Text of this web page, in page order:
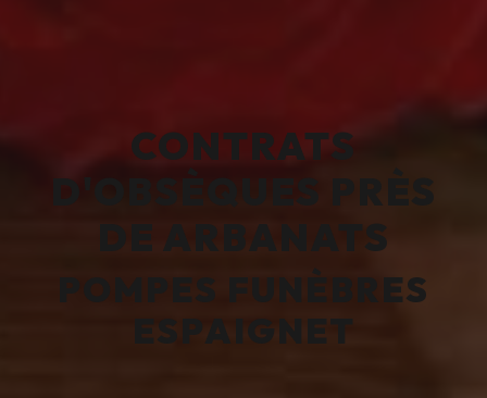
CONTRATS
D'OBSÈQUES PRÈS
DE ARBANATS
POMPES FUNÈBRES
ESPAIGNET